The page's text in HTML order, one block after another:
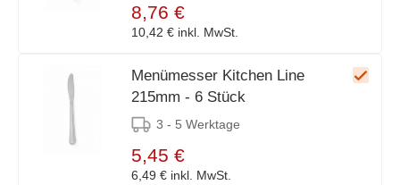
8,76 €
10,42 € inkl. MwSt.
Menümesser Kitchen Line
215mm - 6 Stück
3 - 5 Werktage
5,45 €
6,49 € inkl. MwSt.